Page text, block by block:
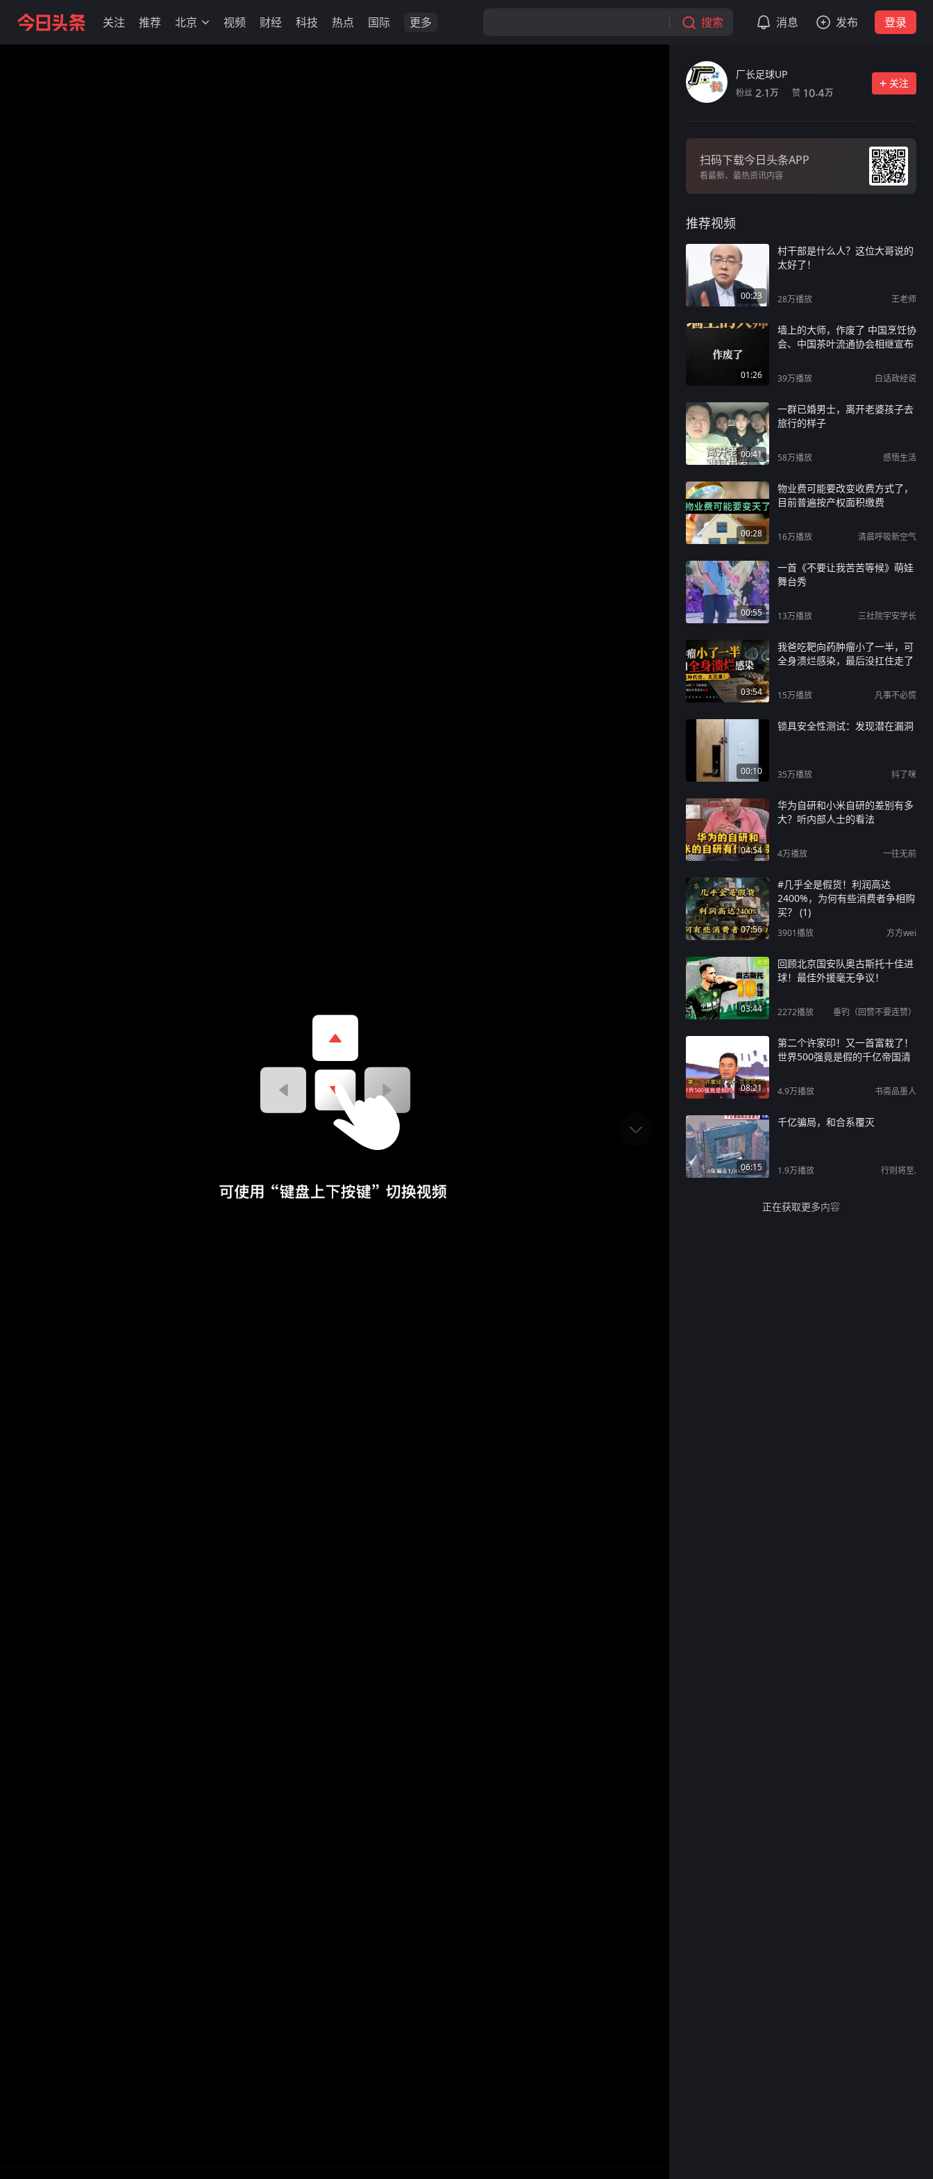
关注 推荐 北京 视频 财经 科技 热点 国际 更多 搜索 消息 发布 登录
厂长足球UP
粉丝 2.1万 赞 10.4万
关注
扫码下载今日头条APP
看最新、最热资讯内容
推荐视频
00:23
村干部是什么人？这位大哥说的
太好了！
28万播放 王老师
01:26
墙上的大师，作废了 中国烹饪协
会、中国茶叶流通协会相继宣布
39万播放 白话政经说
00:41
一群已婚男士，离开老婆孩子去
旅行的样子
58万播放 感悟生活
00:28
物业费可能要改变收费方式了，
目前普遍按产权面积缴费
16万播放 清晨呼吸新空气
00:55
一首《不要让我苦苦等候》萌娃
舞台秀
13万播放 三社院宇安学长
03:54
我爸吃靶向药肿瘤小了一半，可
全身溃烂感染，最后没扛住走了
15万播放 凡事不必慌
00:10
锁具安全性测试：发现潜在漏洞
35万播放 抖了咪
04:54
华为自研和小米自研的差别有多
大？听内部人士的看法
4万播放 一往无前
07:56
#几乎全是假货！利润高达
2400%，为何有些消费者争相购
买？ (1)
3901播放 方方wei
03:44
回顾北京国安队奥古斯托十佳进
球！最佳外援毫无争议！
2272播放 垂钓（回赞不要连赞）
08:21
第二个许家印！又一首富栽了！
世界500强竟是假的千亿帝国清
4.9万播放 书斋品墨人
06:15
千亿骗局，和合系覆灭
1.9万播放 行则将至.
正在获取更多内容